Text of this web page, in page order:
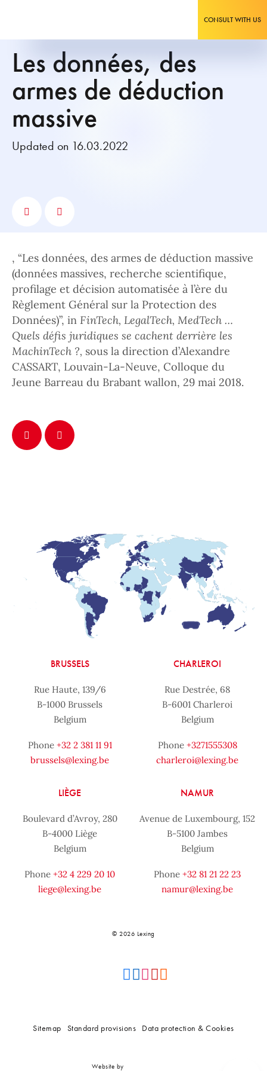
CONSULT WITH US
Les données, des
armes de déduction
massive
Updated on 16.03.2022
, “Les données, des armes de déduction massive
(données massives, recherche scientifique,
profilage et décision automatisée à l’ère du
Règlement Général sur la Protection des
Données)”, in FinTech, LegalTech, MedTech …
Quels défis juridiques se cachent derrière les
MachinTech ?, sous la direction d’Alexandre
CASSART, Louvain-La-Neuve, Colloque du
Jeune Barreau du Brabant wallon, 29 mai 2018.
BRUSSELS
Rue Haute, 139/6
B-1000 Brussels
Belgium
Phone +32 2 381 11 91
brussels@lexing.be
CHARLEROI
Rue Destrée, 68
B-6001 Charleroi
Belgium
Phone +3271555308
charleroi@lexing.be
LIÈGE
Boulevard d’Avroy, 280
B-4000 Liège
Belgium
Phone +32 4 229 20 10
liege@lexing.be
NAMUR
Avenue de Luxembourg, 152
B-5100 Jambes
Belgium
Phone +32 81 21 22 23
namur@lexing.be
© 2026 Lexing
Sitemap Standard provisions Data protection & Cookies
Website by